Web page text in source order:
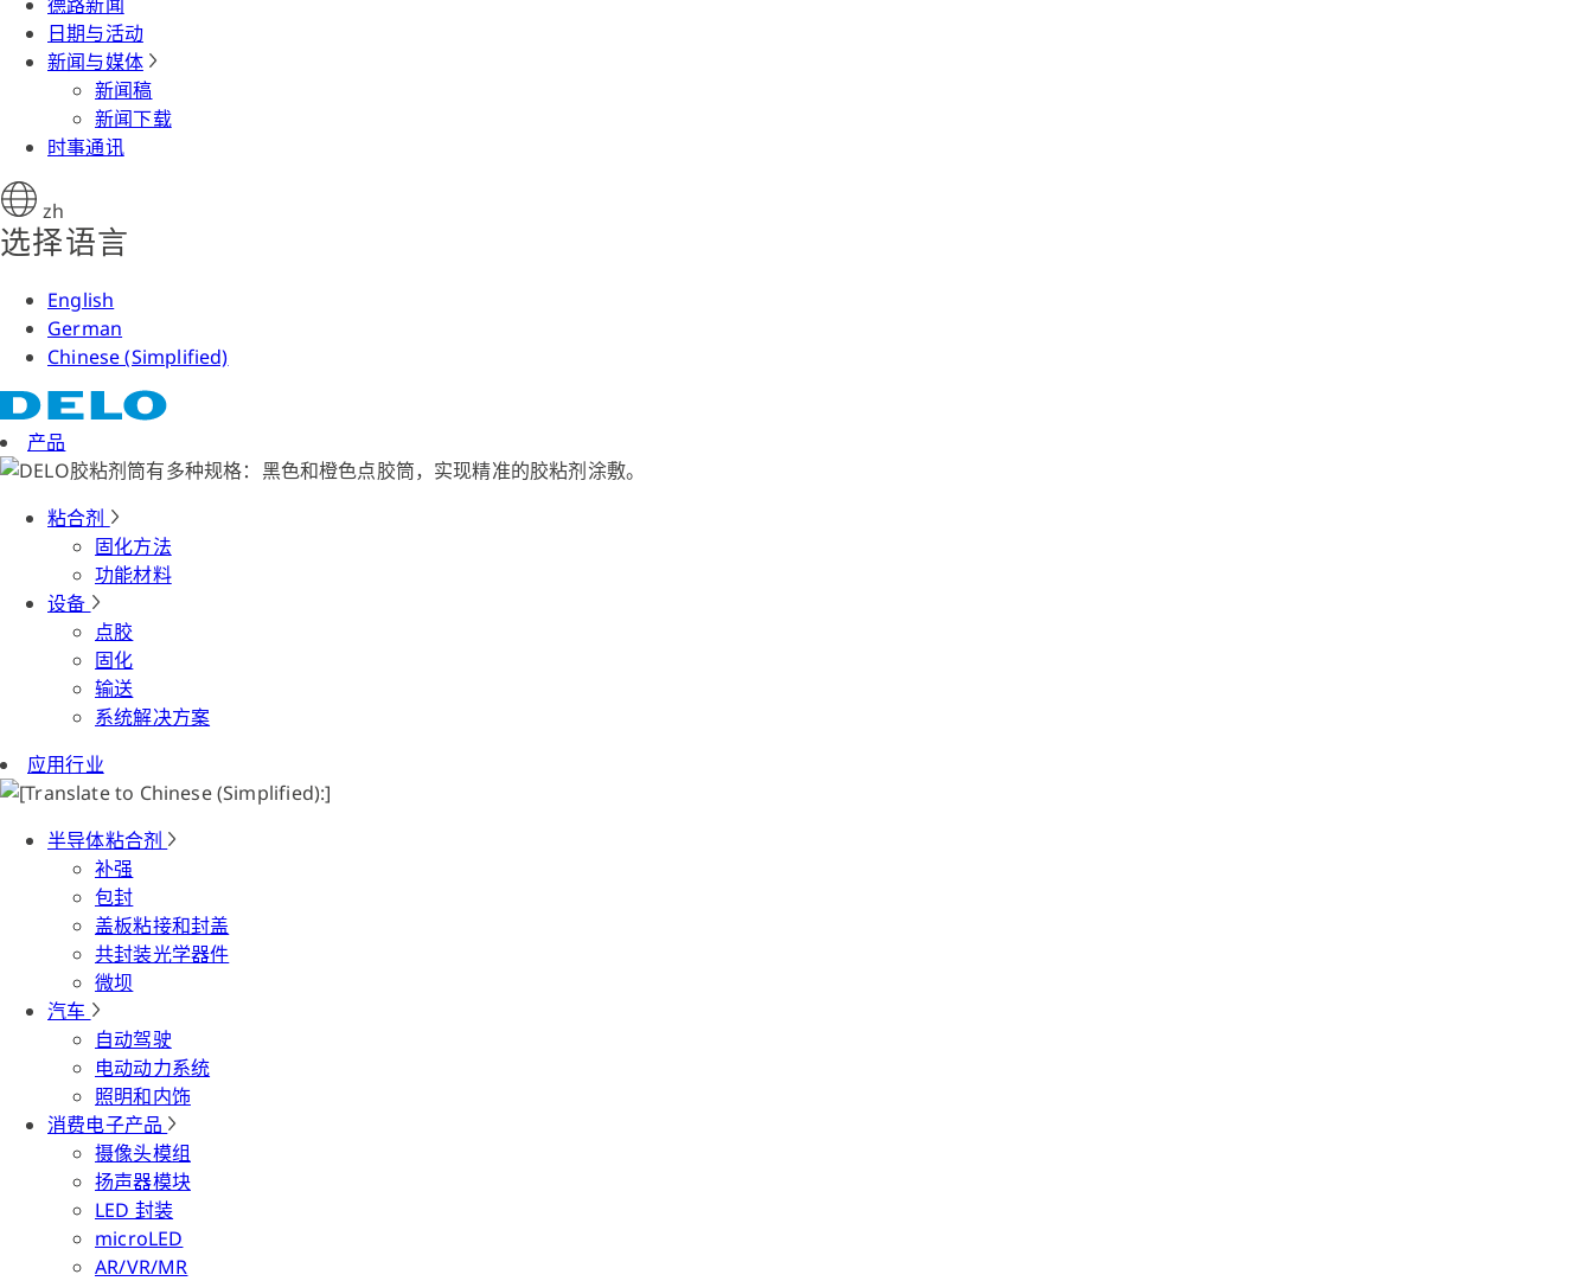
日期与活动
新闻与媒体
新闻稿
新闻下载
时事通讯
zh
选择语言
English
German
Chinese (Simplified)
产品
粘合剂
固化方法
功能材料
设备
点胶
固化
输送
系统解决方案
应用行业
半导体粘合剂
补强
包封
盖板粘接和封盖
共封装光学器件
微坝
汽车
自动驾驶
电动动力系统
照明和内饰
消费电子产品
摄像头模组
扬声器模块
LED 封装
microLED
AR/VR/MR